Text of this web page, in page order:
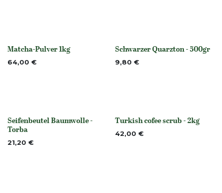
None
Matcha-Pulver 1kg
64,00 € None
Schwarzer Quarzton - 500gr
9,80 €
Nicht vorrättig
Seifenbeutel Baumwolle -
Torba
21,20 €
None
Turkish cofee scrub - 2kg
42,00 €